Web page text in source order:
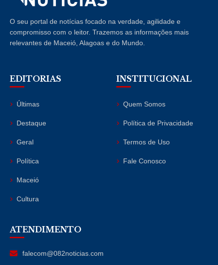
O seu portal de notícias focado na verdade, agilidade e
compromisso com o leitor. Trazemos as informações mais
relevantes de Maceió, Alagoas e do Mundo.
EDITORIAS
Últimas
Destaque
Geral
Política
Maceió
Cultura
INSTITUCIONAL
Quem Somos
Política de Privacidade
Termos de Uso
Fale Conosco
ATENDIMENTO
falecom@082noticias.com